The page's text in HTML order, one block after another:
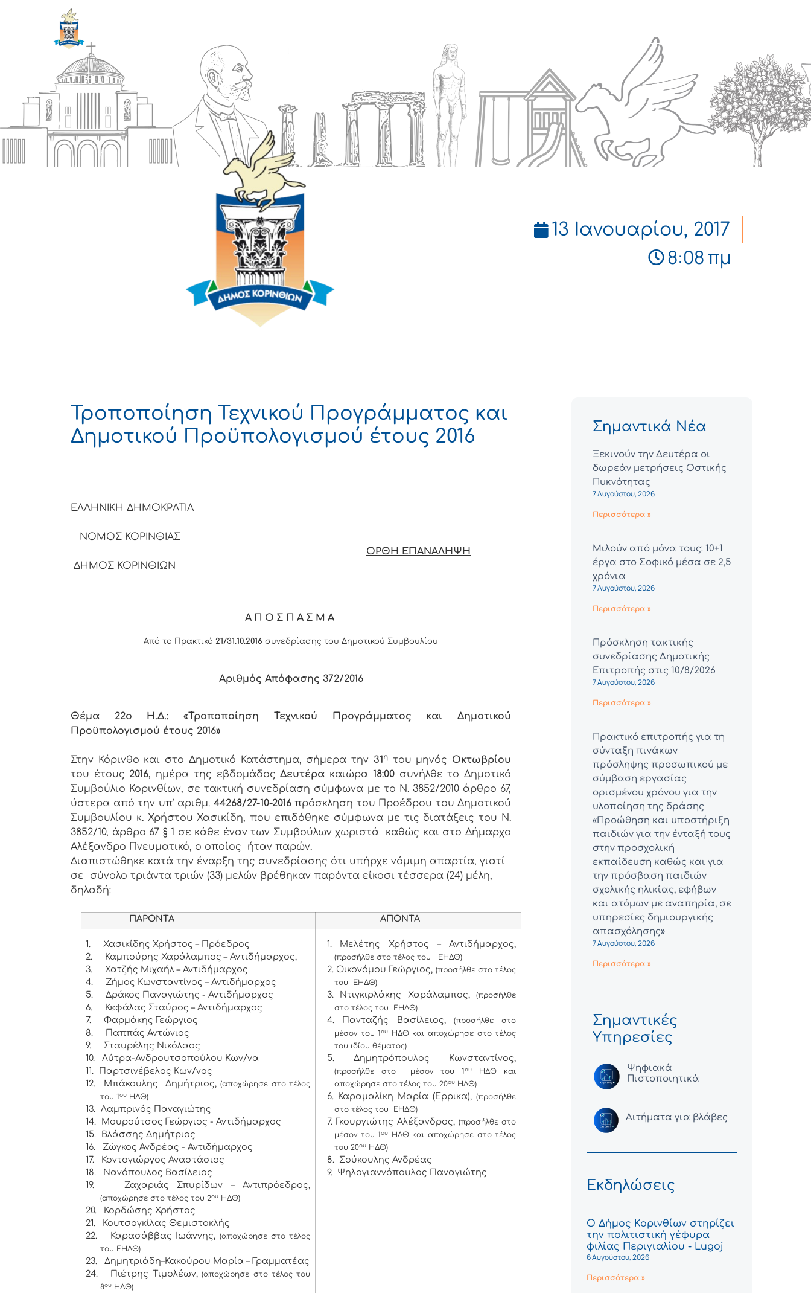
13 Ιανουαρίου, 2017
8:08 πμ
Τροποποίηση Τεχνικού Προγράμματος και
Δημοτικού Προϋπολογισμού έτους 2016
ΕΛΛΗΝΙΚΗ ΔΗΜΟΚΡΑΤΙΑ
ΝΟΜΟΣ ΚΟΡΙΝΘΙΑΣ
ΟΡΘΗ ΕΠΑΝΑΛΗΨΗ
ΔΗΜΟΣ ΚΟΡΙΝΘΙΩΝ
ΑΠΟΣΠΑΣΜΑ
Από το Πρακτικό 21/31.10.2016 συνεδρίασης του Δημοτικού Συμβουλίου
Αριθμός Απόφασης 372/2016
Θέμα 22ο Η.Δ.: «Τροποποίηση Τεχνικού Προγράμματος και Δημοτικού
Προϋπολογισμού έτους 2016»
Στην Κόρινθο και στο Δημοτικό Κατάστημα, σήμερα την 31η του μηνός Οκτωβρίου
του έτους 2016, ημέρα της εβδομάδοςΔευτέρα καιώρα 18:00συνήλθε το Δημοτικό
Συμβούλιο Κορινθίων, σε τακτική συνεδρίαση σύμφωνα με το Ν. 3852/2010 άρθρο 67,
ύστερα από την υπ’ αριθμ. 44268/27-10-2016πρόσκληση του Προέδρου του Δημοτικού
Συμβουλίου κ. Χρήστου Χασικίδη, που επιδόθηκε σύμφωνα με τις διατάξεις του Ν.
3852/10, άρθρο 67 § 1 σε κάθε έναν των Συμβούλων χωριστά καθώς και στο Δήμαρχο
Αλέξανδρο Πνευματικό, ο οποίος ήταν παρών.
Διαπιστώθηκε κατά την έναρξη της συνεδρίασης ότι υπήρχε νόμιμη απαρτία, γιατί
σε σύνολο τριάντα τριών (33) μελών βρέθηκαν παρόντα είκοσι τέσσερα (24) μέλη,
δηλαδή:
ΠΑΡΟΝΤΑ ΑΠΟΝΤΑ
1.
Χασικίδης Χρήστος – Πρόεδρος
2.
Καμπούρης Χαράλαμπος – Αντιδήμαρχος,
3.
Χατζής Μιχαήλ – Αντιδήμαρχος
4.
Ζήμος Κωνσταντίνος – Αντιδήμαρχος
5.
Δράκος Παναγιώτης - Αντιδήμαρχος
6.
Κεφάλας Σταύρος – Αντιδήμαρχος
7.
Φαρμάκης Γεώργιος
8.
Παππάς Αντώνιος
9.
Σταυρέλης Νικόλαος
10.
Λύτρα-Ανδρουτσοπούλου Κων/να
11.
Παρτσινέβελος Κων/νος
12.
Μπάκουλης Δημήτριος, (αποχώρησε στο τέλος
του 1 ουΗΔΘ)
13. Λαμπρινός Παναγιώτης
14.
Μουρούτσος Γεώργιος - Αντιδήμαρχος
15.
Βλάσσης Δημήτριος
16.
Ζώγκος Ανδρέας - Αντιδήμαρχος
17.
Κοντογιώργος Αναστάσιος
18.
Νανόπουλος Βασίλειος
19.
Ζαχαριάς Σπυρίδων – Αντιπρόεδρος,
(αποχώρησε στο τέλος του 2ουΗΔΘ)
20.
Κορδώσης Χρήστος
21.
Κουτσογκίλας Θεμιστοκλής
22.
Καρασάββας Ιωάννης, (αποχώρησε στο τέλος
του ΕΗΔΘ)
23.
Δημητριάδη–Κακούρου Μαρία – Γραμματέας
24.
Πιέτρης Τιμολέων,(αποχώρησε στο τέλος του
8ουΗΔΘ)
1. Μελέτης Χρήστος – Αντιδήμαρχος,
(προσήλθε στο τέλος του ΕΗΔΘ)
2. Οικονόμου Γεώργιος, (προσήλθε στο τέλος
του ΕΗΔΘ)
3. Ντιγκιρλάκης Χαράλαμπος,(προσήλθε
στο τέλος του ΕΗΔΘ)
4. Πανταζής Βασίλειος, (προσήλθε στο
μέσον του 1ου
ΗΔΘ και αποχώρησε στο τέλος
του ιδίου θέματος)
5. Δημητρόπουλος Κωνσταντίνος,
(προσήλθε στο μέσον του 1ου
ΗΔΘ και
αποχώρησε στο τέλος του 20ουΗΔΘ)
6. Καραμαλίκη Μαρία (Έρρικα),(προσήλθε
στο τέλος του ΕΗΔΘ)
7. Γκουργιώτης Αλέξανδρος, (προσήλθε στο
μέσον του 1ου
ΗΔΘ και αποχώρησε στο τέλος
του 20ουΗΔΘ)
8. Σούκουλης Ανδρέας
9. Ψηλογιαννόπουλος Παναγιώτης
Σημαντικά Νέα
Ξεκινούν την Δευτέρα οι
δωρεάν μετρήσεις Οστικής
Πυκνότητας
7 Αυγούστου, 2026
Περισσότερα »
Μιλούν από μόνα τους: 10+1
έργα στο Σοφικό μέσα σε 2,5
χρόνια
7 Αυγούστου, 2026
Περισσότερα »
Πρόσκληση τακτικής
συνεδρίασης Δημοτικής
Επιτροπής στις 10/8/2026
7 Αυγούστου, 2026
Περισσότερα »
Πρακτικό επιτροπής για τη
σύνταξη πινάκων
πρόσληψης προσωπικού με
σύμβαση εργασίας
ορισμένου χρόνου για την
υλοποίηση της δράσης
«Προώθηση και υποστήριξη
παιδιών για την ένταξή τους
στην προσχολική
εκπαίδευση καθώς και για
την πρόσβαση παιδιών
σχολικής ηλικίας, εφήβων
και ατόμων με αναπηρία, σε
υπηρεσίες δημιουργικής
απασχόλησης»
7 Αυγούστου, 2026
Περισσότερα »
Σημαντικές
Υπηρεσίες
Ψηφιακά
Πιστοποιητικά
Αιτήματα για βλάβες
Εκδηλώσεις
Ο Δήμος Κορινθίων στηρίζει
την πολιτιστική γέφυρα
φιλίας Περιγιαλίου - Lugoj
6 Αυγούστου, 2026
Περισσότερα »